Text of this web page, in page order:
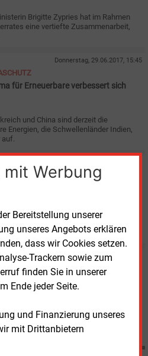
Werbung
Bereitstellung unserer
unseres Angebots erklären
dass wir Cookies setzen.
Trackern sowie zum
finden Sie in unserer
Ende jeder Seite.
und Finanzierung unseres
mit Drittanbietern
Brigitte Zypries hat im Rahmen
eine vertiefte Zusammenarbeit,
Donnerstag, 29.06.2017, 15:45
für Erneuerbare verbessert sich
und China sind derzeit die
Energien, die Schwellenländer Indien,
OFFSHORE
den deutschen Windkraft-
Montag, 26.06.2017, 16:53
GRIDS
für deutsch-französische
deutsch-französischen
kann, zeigt die "Smart Border
wurde